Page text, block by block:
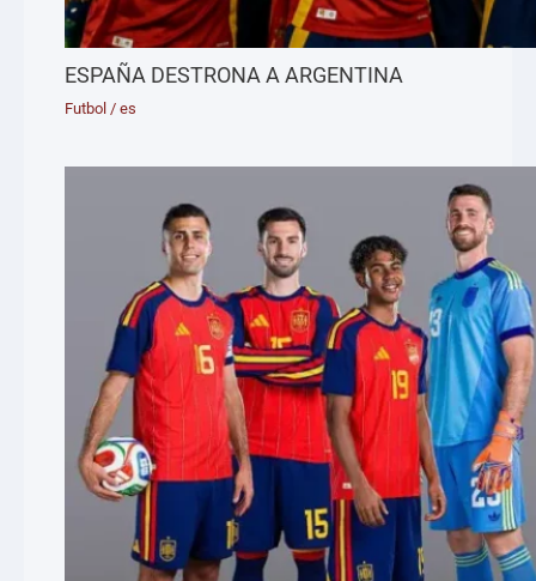
ESPAÑA DESTRONA A ARGENTINA
Futbol /es